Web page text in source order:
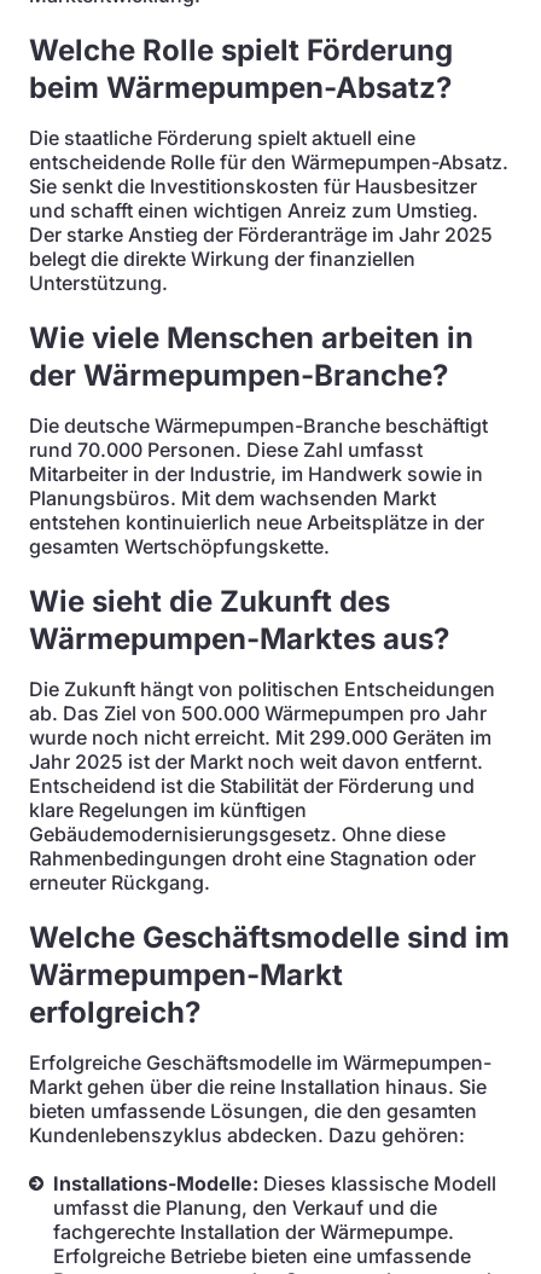
Welche Rolle spielt Förderung
beim Wärmepumpen-Absatz?
Die staatliche Förderung spielt aktuell eine
entscheidende Rolle für den Wärmepumpen-Absatz.
Sie senkt die Investitionskosten für Hausbesitzer
und schafft einen wichtigen Anreiz zum Umstieg.
Der starke Anstieg der Förderanträge im Jahr 2025
belegt die direkte Wirkung der finanziellen
Unterstützung.
Wie viele Menschen arbeiten in
der Wärmepumpen-Branche?
Die deutsche Wärmepumpen-Branche beschäftigt
rund 70.000 Personen. Diese Zahl umfasst
Mitarbeiter in der Industrie, im Handwerk sowie in
Planungsbüros. Mit dem wachsenden Markt
entstehen kontinuierlich neue Arbeitsplätze in der
gesamten Wertschöpfungskette.
Wie sieht die Zukunft des
Wärmepumpen-Marktes aus?
Die Zukunft hängt von politischen Entscheidungen
ab. Das Ziel von 500.000 Wärmepumpen pro Jahr
wurde noch nicht erreicht. Mit 299.000 Geräten im
Jahr 2025 ist der Markt noch weit davon entfernt.
Entscheidend ist die Stabilität der Förderung und
klare Regelungen im künftigen
Gebäudemodernisierungsgesetz. Ohne diese
Rahmenbedingungen droht eine Stagnation oder
erneuter Rückgang.
Welche Geschäftsmodelle sind im
Wärmepumpen-Markt
erfolgreich?
Erfolgreiche Geschäftsmodelle im Wärmepumpen-
Markt gehen über die reine Installation hinaus. Sie
bieten umfassende Lösungen, die den gesamten
Kundenlebenszyklus abdecken. Dazu gehören:
Installations-Modelle: Dieses klassische Modell
umfasst die Planung, den Verkauf und die
fachgerechte Installation der Wärmepumpe.
Erfolgreiche Betriebe bieten eine umfassende